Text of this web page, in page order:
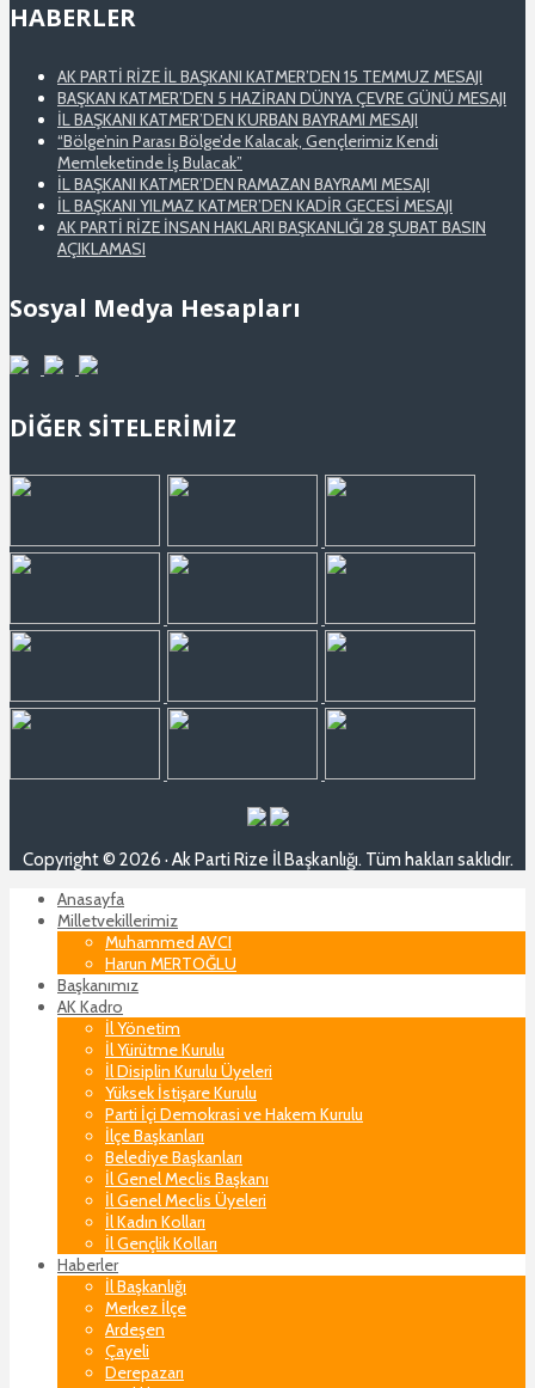
HABERLER
AK PARTİ RİZE İL BAŞKANI KATMER’DEN 15 TEMMUZ MESAJI
BAŞKAN KATMER’DEN 5 HAZİRAN DÜNYA ÇEVRE GÜNÜ MESAJI
İL BAŞKANI KATMER’DEN KURBAN BAYRAMI MESAJI
“Bölge’nin Parası Bölge’de Kalacak, Gençlerimiz Kendi
Memleketinde İş Bulacak”
İL BAŞKANI KATMER’DEN RAMAZAN BAYRAMI MESAJI
İL BAŞKANI YILMAZ KATMER’DEN KADİR GECESİ MESAJI
AK PARTİ RİZE İNSAN HAKLARI BAŞKANLIĞI 28 ŞUBAT BASIN
AÇIKLAMASI
Sosyal Medya Hesapları
DİĞER SİTELERİMİZ
Copyright © 2026 · Ak Parti Rize İl Başkanlığı. Tüm hakları saklıdır.
Anasayfa
Milletvekillerimiz
Muhammed AVCI
Harun MERTOĞLU
Başkanımız
AK Kadro
İl Yönetim
İl Yürütme Kurulu
İl Disiplin Kurulu Üyeleri
Yüksek İstişare Kurulu
Parti İçi Demokrasi ve Hakem Kurulu
İlçe Başkanları
Belediye Başkanları
İl Genel Meclis Başkanı
İl Genel Meclis Üyeleri
İl Kadın Kolları
İl Gençlik Kolları
Haberler
İl Başkanlığı
Merkez İlçe
Ardeşen
Çayeli
Derepazarı